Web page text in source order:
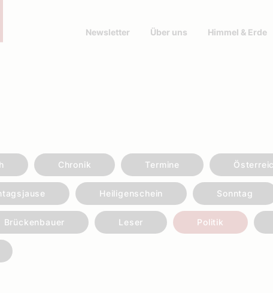
Newsletter Über uns Himmel & Erde
Chronik Termine
Heiligenschein Sonntag
Brückenbauer Leser Politik